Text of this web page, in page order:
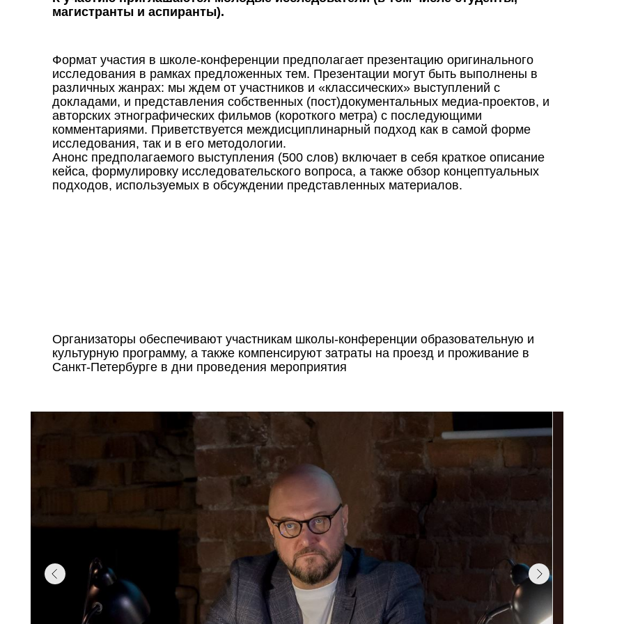
Формат участия в школе-конференции предполагает презентацию оригинального
исследования в рамках предложенных тем. Презентации могут быть выполнены в
различных жанрах: мы ждем от участников и «классических» выступлений с
докладами, и представления собственных (пост)документальных медиа-проектов, и
авторских этнографических фильмов (короткого метра) с последующими
комментариями. Приветствуется междисциплинарный подход как в самой форме
исследования, так и в его методологии.
Анонс предполагаемого выступления (500 слов) включает в себя краткое описание
кейса, формулировку исследовательского вопроса, а также обзор концептуальных
подходов, используемых в обсуждении представленных материалов.
Организаторы обеспечивают участникам школы-конференции образовательную и
культурную программу, а также компенсируют затраты на проезд и проживание в
Санкт-Петербурге в дни проведения мероприятия
магистранты и аспиранты).